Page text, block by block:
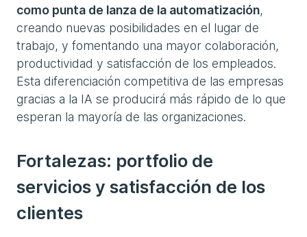
como punta de lanza de la automatización,
creando nuevas posibilidades en el lugar de
trabajo, y fomentando una mayor colaboración,
productividad y satisfacción de los empleados.
Esta diferenciación competitiva de las empresas
gracias a la IA se producirá más rápido de lo que
esperan la mayoría de las organizaciones.
Fortalezas: portfolio de
servicios y satisfacción de los
clientes